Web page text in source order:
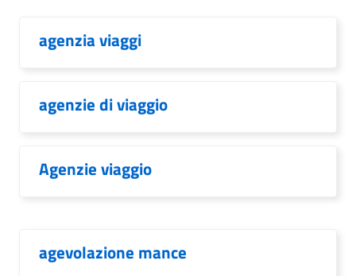
agenzia viaggi
agenzie di viaggio
Agenzie viaggio
agevolazione mance